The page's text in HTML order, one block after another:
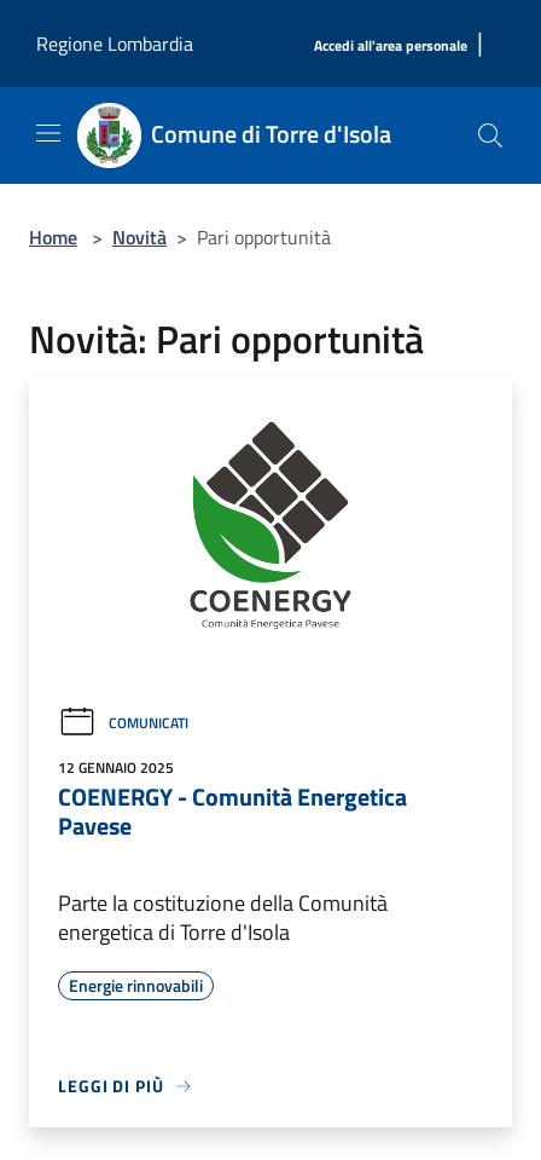
Regione Lombardia
Accedi all'area personale |
Comune di Torre d'Isola
Home > Novità > Pari opportunità
Novità: Pari opportunità
COMUNICATI
12 GENNAIO 2025
COENERGY - Comunità Energetica
Pavese
Parte la costituzione della Comunità
energetica di Torre d'Isola
Energie rinnovabili
LEGGI DI PIÙ